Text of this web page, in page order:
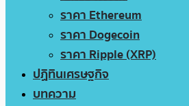
ราคา Ethereum
ราคา Dogecoin
ราคา Ripple (XRP)
ปฏิทินเศรษฐกิจ
บทความ